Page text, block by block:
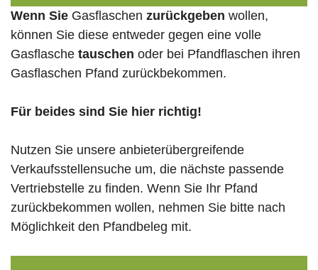
Wenn Sie Gasflaschen zurückgeben wollen,
können Sie diese entweder gegen eine volle
Gasflasche tauschen oder bei Pfandflaschen ihren
Gasflaschen Pfand zurückbekommen.
Für beides sind Sie hier richtig!
Nutzen Sie unsere anbieterübergreifende
Verkaufsstellensuche um, die nächste passende
Vertriebstelle zu finden. Wenn Sie Ihr Pfand
zurückbekommen wollen, nehmen Sie bitte nach
Möglichkeit den Pfandbeleg mit.